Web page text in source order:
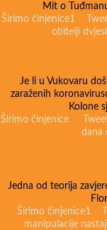
Mit o
Širimo činjenice1
obitelji
Je li u Vukovaru
zaraženih
Kolone
Širimo činjenice
dana
Jedna od teorija
Širimo činjenice1
manipulacije